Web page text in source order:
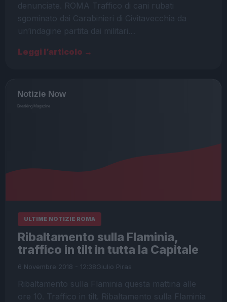
denunciate. ROMA Traffico di cani rubati
sgominato dai Carabinieri di Civitavecchia da
un’indagine partita dai militari…
Leggi l’articolo →
ULTIME NOTIZIE ROMA
Ribaltamento sulla Flaminia,
traffico in tilt in tutta la Capitale
6 Novembre 2018 - 12:38Giulio Piras
Ribaltamento sulla Flaminia questa mattina alle
ore 10. Traffico in tilt. Ribaltamento sulla Flaminia